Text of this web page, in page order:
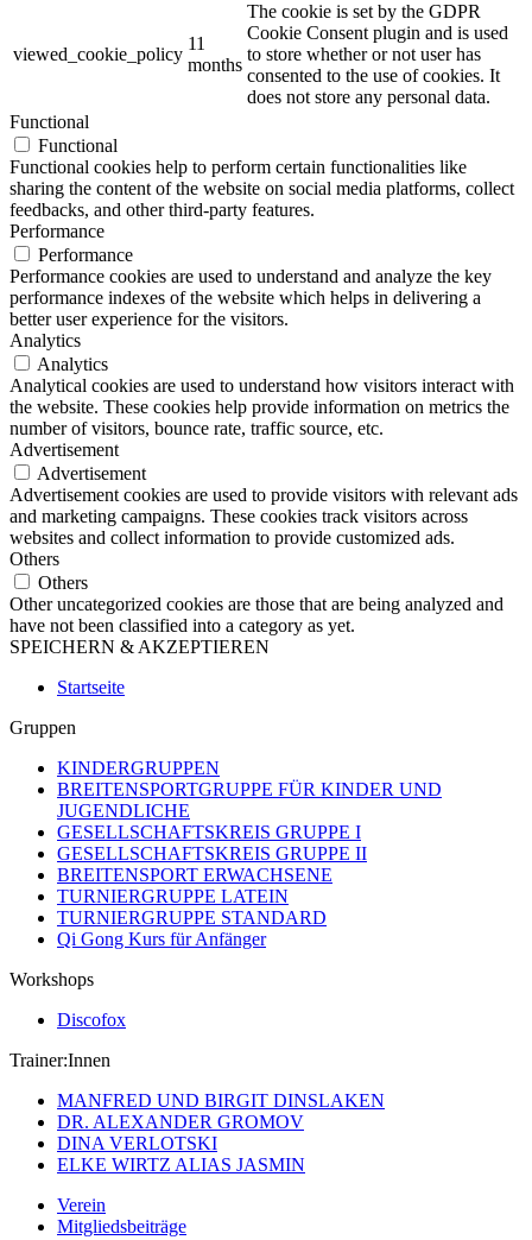
viewed_cookie_policy
11
months
The cookie is set by the GDPR
Cookie Consent plugin and is used
to store whether or not user has
consented to the use of cookies. It
does not store any personal data.
Functional
Functional
Functional cookies help to perform certain functionalities like
sharing the content of the website on social media platforms, collect
feedbacks, and other third-party features.
Performance
Performance
Performance cookies are used to understand and analyze the key
performance indexes of the website which helps in delivering a
better user experience for the visitors.
Analytics
Analytics
Analytical cookies are used to understand how visitors interact with
the website. These cookies help provide information on metrics the
number of visitors, bounce rate, traffic source, etc.
Advertisement
Advertisement
Advertisement cookies are used to provide visitors with relevant ads
and marketing campaigns. These cookies track visitors across
websites and collect information to provide customized ads.
Others
Others
Other uncategorized cookies are those that are being analyzed and
have not been classified into a category as yet.
SPEICHERN & AKZEPTIEREN
Startseite
Gruppen
KINDERGRUPPEN
BREITENSPORTGRUPPE FÜR KINDER UND
JUGENDLICHE
GESELLSCHAFTSKREIS GRUPPE I
GESELLSCHAFTSKREIS GRUPPE II
BREITENSPORT ERWACHSENE
TURNIERGRUPPE LATEIN
TURNIERGRUPPE STANDARD
Qi Gong Kurs für Anfänger
Workshops
Discofox
Trainer:Innen
MANFRED UND BIRGIT DINSLAKEN
DR. ALEXANDER GROMOV
DINA VERLOTSKI
ELKE WIRTZ ALIAS JASMIN
Verein
Mitgliedsbeiträge